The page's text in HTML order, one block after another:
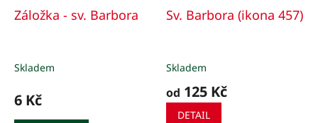
Záložka - sv. Barbora
Skladem
6 Kč
Sv. Barbora (ikona 457)
Skladem
od 125 Kč
DETAIL